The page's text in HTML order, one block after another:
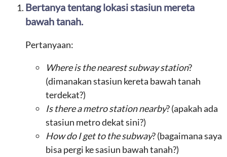
Bertanya tentang lokasi stasiun mereta
bawah tanah.
Pertanyaan:
Where is the nearest subway station?
(dimanakan stasiun kereta bawah tanah
terdekat?)
Is there a metro station nearby? (apakah ada
stasiun metro dekat sini?)
How do I get to the subway? (bagaimana saya
bisa pergi ke sasiun bawah tanah?)